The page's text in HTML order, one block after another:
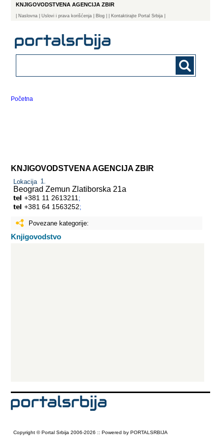
KNJIGOVODSTVENA AGENCIJA ZBIR
Naslovna | Uslovi i prava korišćenja Blog | Kontaktirajte Portal Srbija |
Početna
KNJIGOVODSTVENA AGENCIJA ZBIR
Lokacija
Beograd ZemunZlatiborska 21a
+381 11 2613211 ;
+381 64 1563252;
Povezane kategorije:
Knjigovodstvo
Copyright © Portal Srbija 2006-2026 :: Powered by PORTALSRBIJA